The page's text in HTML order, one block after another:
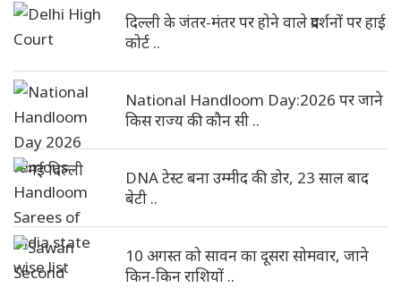
दिल्ली के जंतर-मंतर पर होने वाले प्रदर्शनों पर हाई
कोर्ट ..
National Handloom Day:2026 पर जाने
किस राज्य की कौन सी ..
DNA टेस्ट बना उम्मीद की डोर, 23 साल बाद
बेटी ..
10 अगस्त को सावन का दूसरा सोमवार, जाने
किन-किन राशियों ..